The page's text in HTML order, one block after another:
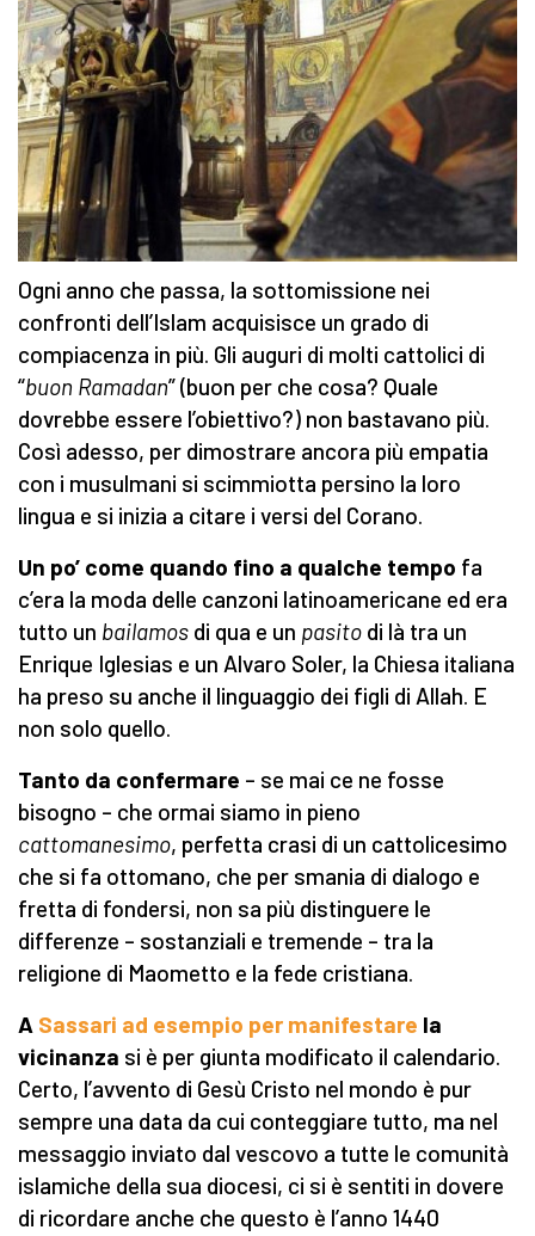
Ogni anno che passa, la sottomissione nei
confronti dell’Islam acquisisce un grado di
compiacenza in più. Gli auguri di molti cattolici di
“buon Ramadan” (buon per che cosa? Quale
dovrebbe essere l’obiettivo?) non bastavano più.
Così adesso, per dimostrare ancora più empatia
con i musulmani si scimmiotta persino la loro
lingua e si inizia a citare i versi del Corano.
Un po’ come quando fino a qualche tempo fa
c’era la moda delle canzoni latinoamericane ed era
tutto un bailamos di qua e un pasito di là tra un
Enrique Iglesias e un Alvaro Soler, la Chiesa italiana
ha preso su anche il linguaggio dei figli di Allah. E
non solo quello.
Tanto da confermare – se mai ce ne fosse
bisogno – che ormai siamo in pieno
cattomanesimo, perfetta crasi di un cattolicesimo
che si fa ottomano, che per smania di dialogo e
fretta di fondersi, non sa più distinguere le
differenze – sostanziali e tremende – tra la
religione di Maometto e la fede cristiana.
A Sassari ad esempio per manifestare la
vicinanza si è per giunta modificato il calendario.
Certo, l’avvento di Gesù Cristo nel mondo è pur
sempre una data da cui conteggiare tutto, ma nel
messaggio inviato dal vescovo a tutte le comunità
islamiche della sua diocesi, ci si è sentiti in dovere
di ricordare anche che questo è l’anno 1440